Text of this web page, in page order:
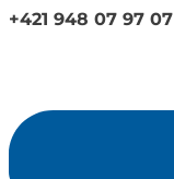
+421 948 07 97 07